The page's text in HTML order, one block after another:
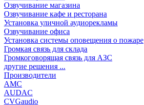
Озвучивание магазина
Озвучивание кафе и ресторана
Установка уличной аудиорекламы
Озвучивание офиса
Установка системы оповещения о пожаре
Громкая связь для склада
Громкоговорящая связь для АЗС
другие решения ...
Производители
AMC
AUDAC
CVGaudio